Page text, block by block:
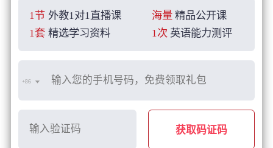
1节 外教1对1直播课 海量 精品公开课
1套 精选学习资料 1次 英语能力测评
+86
获取码证码